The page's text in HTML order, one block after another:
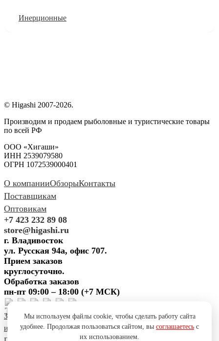
Инерционные
© Higashi 2007-2026.
Производим и продаем рыболовные и туристические товары
по всей РФ
ООО «Хигаши»
ИНН 2539079580
ОГРН 1072539000401
О компанииОбзорыКонтакты
Поставщикам
Оптовикам
+7 423 232 89 08
store@higashi.ru
г. Владивосток
ул. Русская 94а, офис 707.
Прием заказов
круглосуточно.
Обработка заказов
пн-пт 09:00 – 18:00 (+7 МСК)
Задать вопросПредложить
идеюПоблагодаритьПожаловаться Сообщить об ошибке
Мы используем файлы cookie, чтобы сделать работу сайта
удобнее. Продолжая пользоваться сайтом, вы соглашаетесь с
их использованием.